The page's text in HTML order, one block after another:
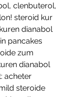
clenbuterol,
steroid kur
dianabol
pancakes
zum
dianabol
acheter
steroide